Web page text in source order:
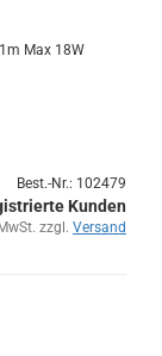
Max 18W
Best.-Nr.: 102479
Kunden
zzgl. Versand